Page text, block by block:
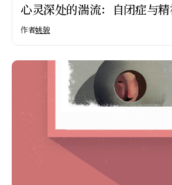
心灵深处的湍流：自闭症与
作者姚骏